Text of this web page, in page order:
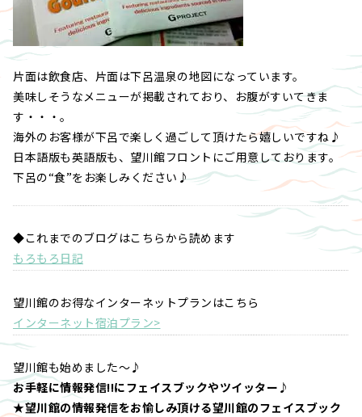
片面は飲食店、片面は下呂温泉の地図になっています。
美味しそうなメニューが掲載されており、お腹がすいてきま
す・・・。
海外のお客様が下呂で楽しく過ごして頂けたら嬉しいですね♪
日本語版も英語版も、望川館フロントにご用意しております。
下呂の“食”をお楽しみください♪
◆これまでのブログはこちらから読めます
もろもろ日記
望川館のお得なインターネットプランはこちら
インターネット宿泊プラン>
望川館も始めました～♪
お手軽に情報発信!!にフェイスブックやツイッター♪
★望川館の情報発信をお愉しみ頂ける望川館のフェイスブック